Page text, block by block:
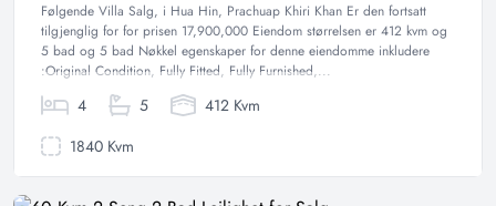
Følgende Villa Salg, i Hua Hin, Prachuap Khiri Khan Er den fortsatt
tilgjenglig for for prisen 17,900,000 Eiendom størrelsen er 412 kvm og
5 bad og 5 bad Nøkkel egenskaper for denne eiendomme inkludere
:Original Condition, Fully Fitted, Fully Furnished,...
4 5
412 Kvm
1840 Kvm